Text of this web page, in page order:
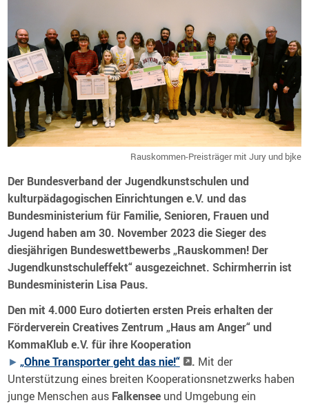
Rauskommen-Preisträger mit Jury und bjke
Der Bundesverband der Jugendkunstschulen und
kulturpädagogischen Einrichtungen e.V. und das
Bundesministerium für Familie, Senioren, Frauen und
Jugend haben am 30. November 2023 die Sieger des
diesjährigen Bundeswettbewerbs „Rauskommen! Der
Jugendkunstschuleffekt“ ausgezeichnet. Schirmherrin ist
Bundesministerin Lisa Paus.
Den mit 4.000 Euro dotierten ersten Preis erhalten der
FördervereinCreatives Zentrum „Haus am Anger“ und
KommaKlub e.V. für ihre Kooperation
„Ohne Transporter geht das nie!“
. Mit der
Unterstützung eines breiten Kooperationsnetzwerks haben
junge Menschen aus Falkensee und Umgebung ein